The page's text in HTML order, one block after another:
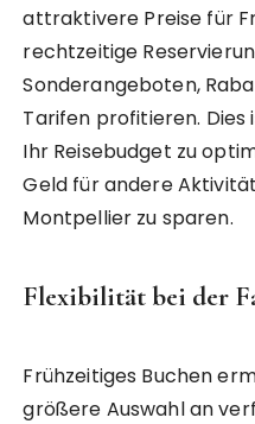
attraktivere Preise für
rechtzeitige
Sonderangeboten,
Tarifen profitieren. Dies
Ihr Reisebudget zu
Geld für andere
Montpellier zu sparen.
Flexibilität bei der
Frühzeitiges Buchen
größere Auswahl an